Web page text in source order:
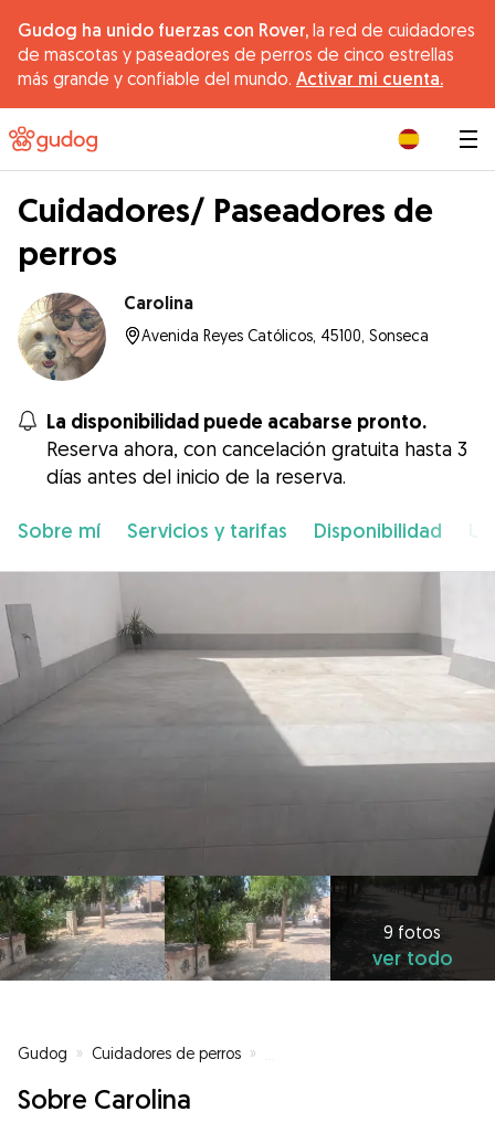
Gudog ha unido fuerzas con Rover, la red de cuidadores
de mascotas y paseadores de perros de cinco estrellas
más grande y confiable del mundo. Activar mi cuenta.
Cuidadores/ Paseadores de
perros
Carolina
Avenida Reyes Católicos, 45100, Sonseca
La disponibilidad puede acabarse pronto.
Reserva ahora, con cancelación gratuita hasta 3
días antes del inicio de la reserva.
Sobre mí Servicios y tarifas Disponibilidad
9 fotos
ver todo
Gudog » Cuidadores de perros »
Sobre Carolina